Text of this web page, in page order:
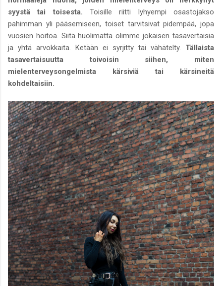
syystä tai toisesta. Toisille riitti lyhyempi osastojakso
pahimman yli pääsemiseen, toiset tarvitsivat pidempää, jopa
vuosien hoitoa. Siitä huolimatta olimme jokaisen tasavertaisia
ja yhtä arvokkaita. Ketään ei syrjitty tai vähätelty. Tällaista
tasavertaisuutta toivoisin siihen, miten
mielenterveysongelmista kärsiviä tai kärsineitä
kohdeltaisiin.